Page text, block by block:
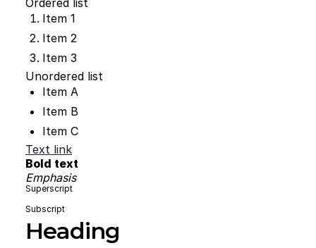
Ordered list
Item 1
Item 2
Item 3
Unordered list
Item A
Item B
Item C
Text link
Bold text
Emphasis
Superscript
Subscript
Heading